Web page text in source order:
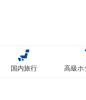
国内旅行 高級ホ